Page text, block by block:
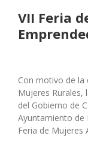
VII Feria
Con motivo de la
Mujeres Rurales,
del Gobierno de
Ayuntamiento de
Feria de Mujeres